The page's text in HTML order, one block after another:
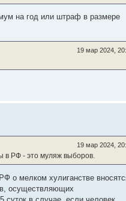
на год или штраф в размере
19 мар 2024,
19 мар 2024,
в РФ - это муляж выборов.
о мелком хулиганстве
осуществляющих